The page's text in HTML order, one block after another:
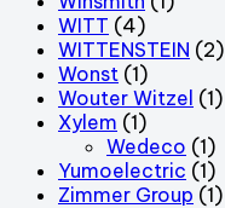
WITT (4)
WITTENSTEIN (2)
Wonst (1)
Wouter Witzel (1)
Xylem (1)
Wedeco (1)
Yumoelectric (1)
Zimmer Group (1)